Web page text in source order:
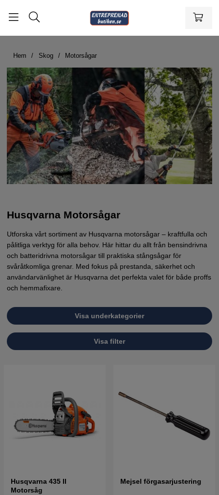
Hem Skog Motorsågar
Husqvarna Motorsågar
Utforska vårt sortiment av Husqvarna motorsågar – kraftfulla och
pålitliga verktyg för alla behov. Här hittar du allt från bensindrivna
och batteridrivna motorsågar till praktiska stångsågar för
svåråtkomliga grenar. Med fokus på prestanda, säkerhet och
användarvänlighet är Husqvarna det perfekta valet för både proffs
och hemmafixare.
Visa underkategorier
Visa filter
Husqvarna 435 II
Motorsåg
Mejsel förgasarjustering